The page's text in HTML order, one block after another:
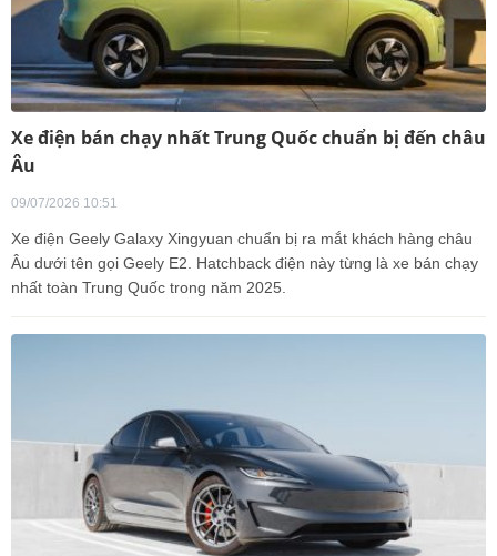
Xe điện bán chạy nhất Trung Quốc chuẩn bị đến châu
Âu
09/07/2026 10:51
Xe điện Geely Galaxy Xingyuan chuẩn bị ra mắt khách hàng châu
Âu dưới tên gọi Geely E2. Hatchback điện này từng là xe bán chạy
nhất toàn Trung Quốc trong năm 2025.